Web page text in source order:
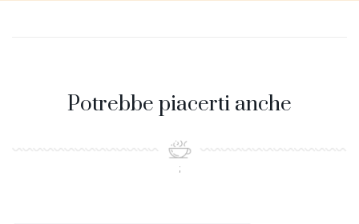
Potrebbe piacerti anche
;